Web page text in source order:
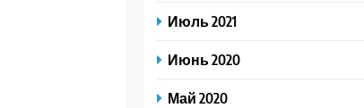
Июль 2021
Июнь 2020
Май 2020